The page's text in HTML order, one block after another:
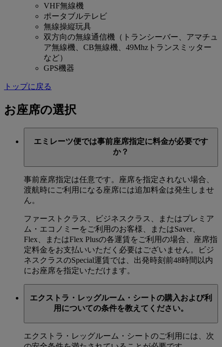
VHF無線機
ポータブルテレビ
無線操縦玩具
双方向の無線通信機（トランシーバー、アマチュ
ア無線機、CB無線機、49Mhzトランスミッター
など）
GPS機器
トップに戻る
お座席の選択
エミレーツ便では事前座席指定に料金が必要です
か？
事前座席指定は任意です。座席を指定されない場合、
渡航時にご利用になる座席には追加料金は発生しませ
ん。
ファーストクラス、ビジネスクラス、またはプレミア
ム・エコノミーをご利用のお客様、またはSaver、
Flex、またはFlex Plusの各運賃をご利用の場合、座席指
定料金をお支払いいただく必要はございません。ビジ
ネスクラスのSpecial運賃では、出発時刻前48時間以内
にお座席を指定いただけます。
エクストラ・レッグルーム・シートの購入および利
用についての条件を教えてください。
エクストラ・レッグルーム・シートのご利用には、次